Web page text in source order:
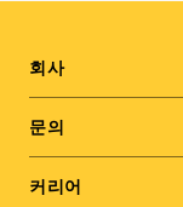
Footer
menu
회사
문의
커리어